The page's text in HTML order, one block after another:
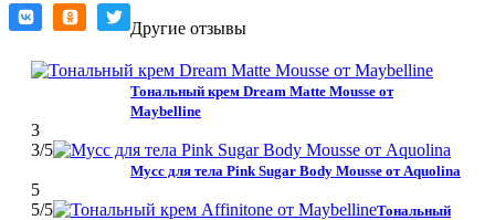
Другие отзывы
Тональный крем Dream Matte Mousse от
Maybelline
3
3/5
Мусс для тела Pink Sugar Body Mousse от Aquolina
5
5/5
Тональный